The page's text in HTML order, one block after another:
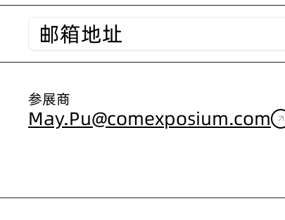
参展商
May.Pu@comexposium.com